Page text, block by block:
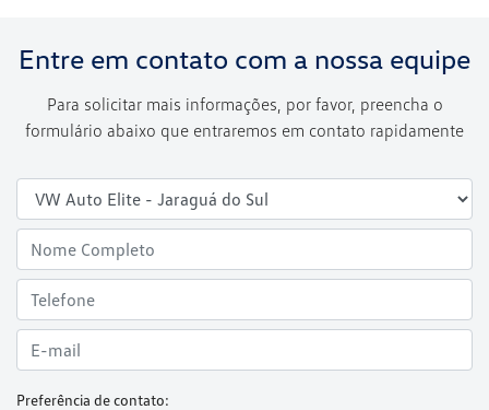
Entre em contato com a nossa equipe
Para solicitar mais informações, por favor, preencha o
formulário abaixo que entraremos em contato rapidamente
Preferência de contato: